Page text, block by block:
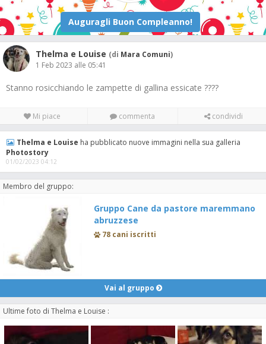
Thelma e Louise (di Mara Comuni)
1 Feb 2023 alle 05:41
Stanno rosicchiando le zampette di gallina essicate ????
Mi piace commenta condividi
Thelma e Louise ha pubblicato nuove immagini nella sua galleria
Photostory
01/02/2023 04:12
Membro del gruppo:
Gruppo Cane da pastore maremmano
abruzzese
78 cani iscritti
Vai al gruppo
Ultime foto di Thelma e Louise :